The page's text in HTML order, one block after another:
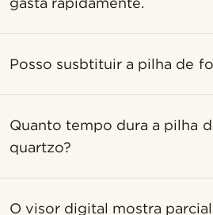
Posso susbtituir a pilha de
Quanto tempo dura a pilha
quartzo?
O visor digital mostra